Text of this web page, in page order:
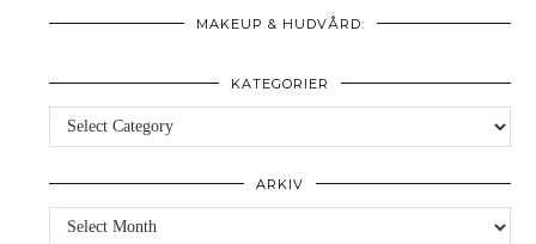
MAKEUP & HUDVÅRD:
KATEGORIER
Kategorier
ARKIV
Arkiv